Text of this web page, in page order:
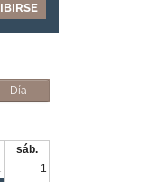
Día
sáb.
1